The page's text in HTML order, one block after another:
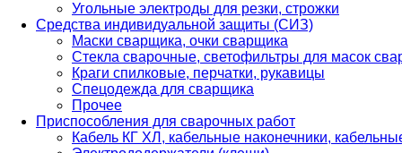
Угольные электроды для резки, строжки
Средства индивидуальной защиты (СИЗ)
Маски сварщика, очки сварщика
Стекла сварочные, светофильтры для масок
Краги спилковые, перчатки, рукавицы
Спецодежда для сварщика
Прочее
Приспособления для сварочных работ
Кабель КГ ХЛ, кабельные наконечники,